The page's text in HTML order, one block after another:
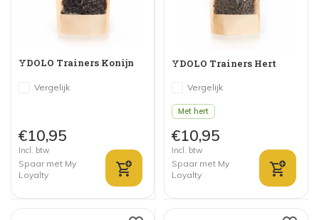
YDOLO Trainers Konijn
Vergelijk
€10,95
Incl. btw
Spaar met My
Loyalty
YDOLO Trainers Hert
Vergelijk
Met hert
€10,95
Incl. btw
Spaar met My
Loyalty